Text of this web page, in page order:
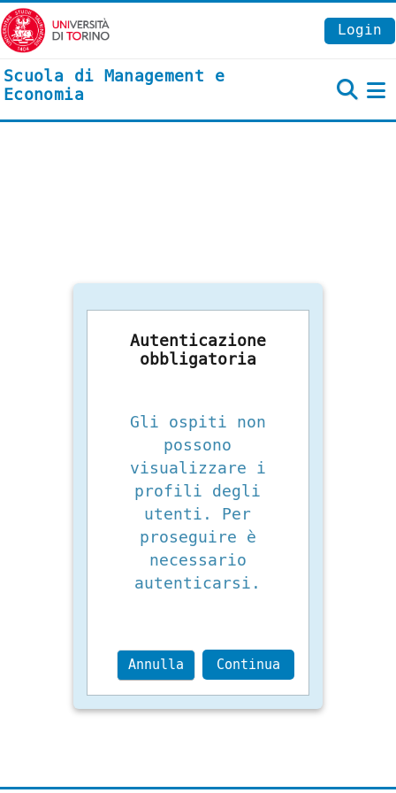
Vai al contenuto principale
Login
Scuola di Management e
Economia
Autenticazione
obbligatoria
Gli ospiti non
possono
visualizzare i
profili degli
utenti. Per
proseguire è
necessario
autenticarsi.
Annulla Continua